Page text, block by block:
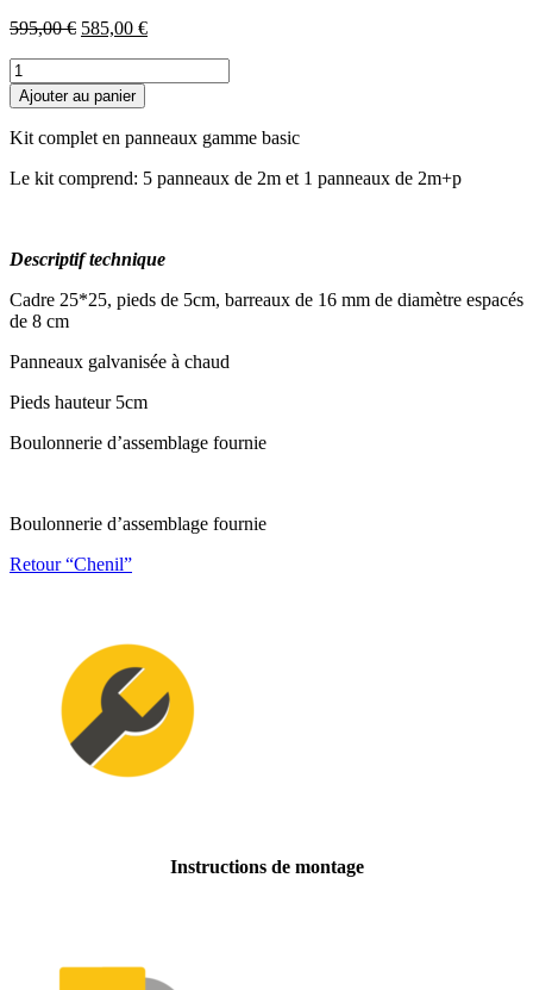
595,00€ Le
était :
595,00 €.
585,00 €Le
quantité
de
Kit
complet
barreaux
Ajouter au panier
Kit complet en panneaux gamme basic
Le kit comprend: 5 panneaux de 2m et 1 panneaux de 2m+p
Descriptif technique
Cadre 25*25, pieds de 5cm, barreaux de 16 mm de diamètre espacés
de 8 cm
Panneaux galvanisée à chaud
Pieds hauteur 5cm
Boulonnerie d’assemblage fournie
Boulonnerie d’assemblage fournie
Retour “Chenil”
Instructions de montage